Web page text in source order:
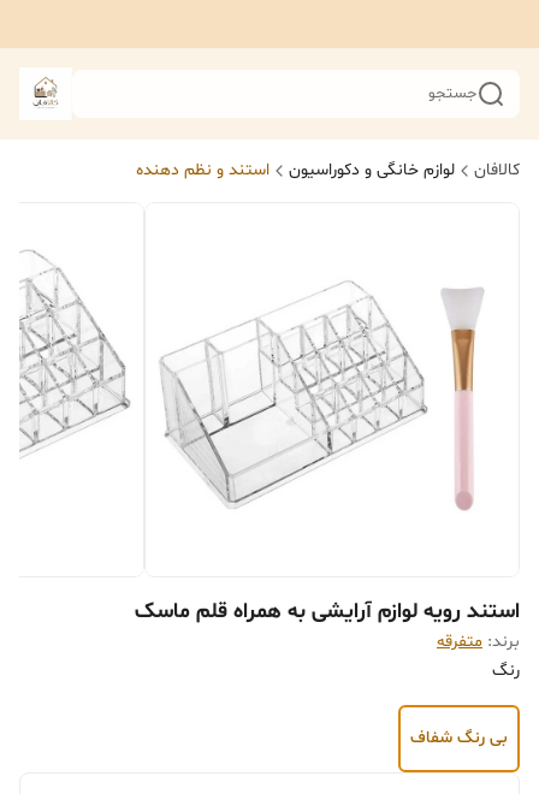
جستجو
کالافان لوازم خانگی و دکوراسیون استند و نظم دهنده
استند رویه لوازم آرایشی به همراه قلم ماسک
برند: متفرقه
رنگ
بی رنگ شفاف